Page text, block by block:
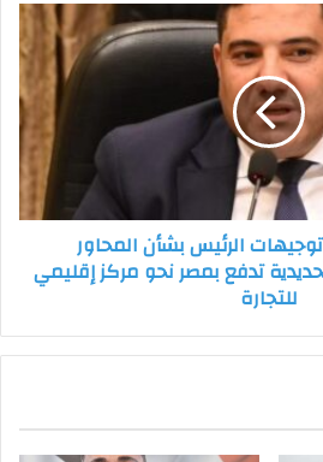
الرئيس بشأن المحاور
تدفع بمصر نحو مركز إقليمي
للتجارة